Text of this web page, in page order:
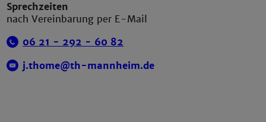
Sprechzeiten
nach Vereinbarung per E-Mail
06 21 - 292 - 60 82
j.thome@th-mannheim.de